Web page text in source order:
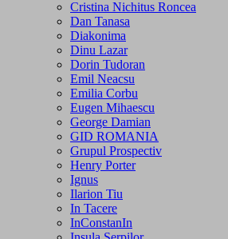
Cristina Nichitus Roncea
Dan Tanasa
Diakonima
Dinu Lazar
Dorin Tudoran
Emil Neacsu
Emilia Corbu
Eugen Mihaescu
George Damian
GID ROMANIA
Grupul Prospectiv
Henry Porter
Ignus
Ilarion Tiu
In Tacere
InConstanIn